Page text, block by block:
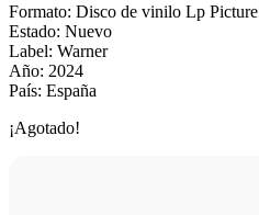
Formato: Disco de vinilo Lp
Estado: Nuevo
Label: Warner
Año: 2024
País: España
¡Agotado!